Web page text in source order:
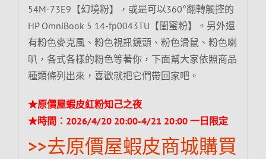
54M-73E9【幻境粉】，或是可以360°翻轉觸控的
HP OmniBook 5 14-fp0043TU【閨蜜粉】。另外還
有粉色麥克風、粉色視訊鏡頭、粉色滑鼠、粉色喇
叭，各式各樣的粉色等著你，下面幫大家依照商品
種類條列出來，喜歡就把它們帶回家吧。
★原價屋蝦皮紅粉知己之夜
★時間︰2026/4/20 20:00-4/21 20:00 一日限定
>>去原價屋蝦皮商城購買